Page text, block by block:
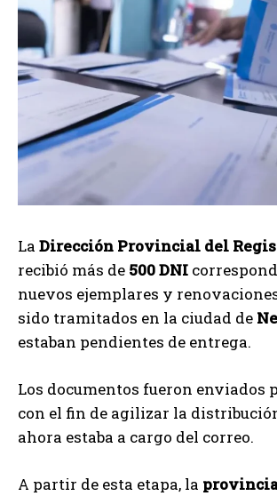
La Dirección Provincial del
recibió más de 500 DNI
nuevos ejemplares y
sido tramitados en la ciudad de
estaban pendientes de entrega.
Los documentos fueron enviados
con el fin de agilizar la
ahora estaba a cargo del correo.
A partir de esta etapa, la